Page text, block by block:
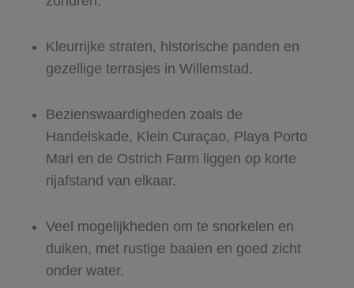
Kleurrijke straten, historische panden en
gezellige terrasjes in Willemstad.
Bezienswaardigheden zoals de
Handelskade, Klein Curaçao, Playa Porto
Mari en de Ostrich Farm liggen op korte
rijafstand van elkaar.
Veel mogelijkheden om te snorkelen en
duiken, met rustige baaien en goed zicht
onder water.